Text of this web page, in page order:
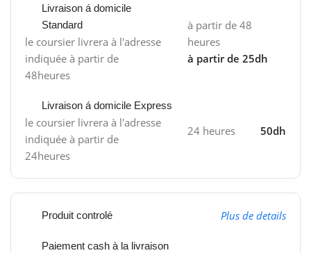
Livraison á domicile
Standard
le coursier livrera à l'adresse
indiquée à partir de
48heures
à partir de 48
heures
à partir de 25dh
Livraison á domicile Express
le coursier livrera à l'adresse
indiquée à partir de
24heures
24 heures 50dh
Produit controlé Plus de details
Paiement cash à la livraison